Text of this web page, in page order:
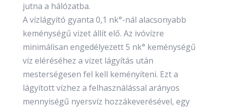
jutna a hálózatba.
A vízlágyító gyanta 0,1 nk°-nál alacsonyabb
keménységű vizet állít elő. Az ivóvízre
minimálisan engedélyezett 5 nk° keménységű
víz eléréséhez a vizet lágyítás után
mesterségesen fel kell keményíteni. Ezt a
lágyított vízhez a felhasználással arányos
mennyiségű nyersvíz hozzákeverésével, egy